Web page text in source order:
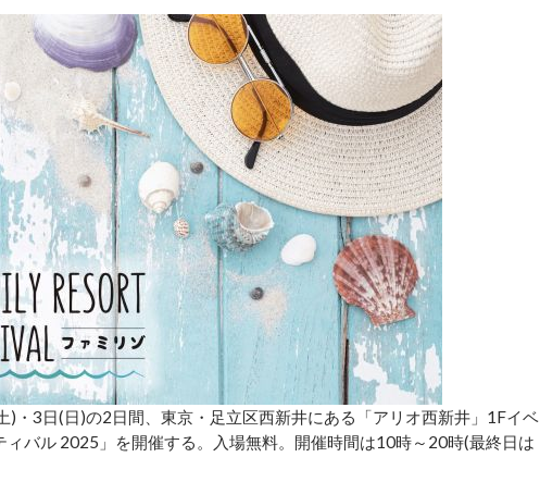
・3日(日)の2日間、東京・足立区西新井にある「アリオ西新井」1Fイベ
バル 2025」を開催する。入場無料。開催時間は10時～20時(最終日は